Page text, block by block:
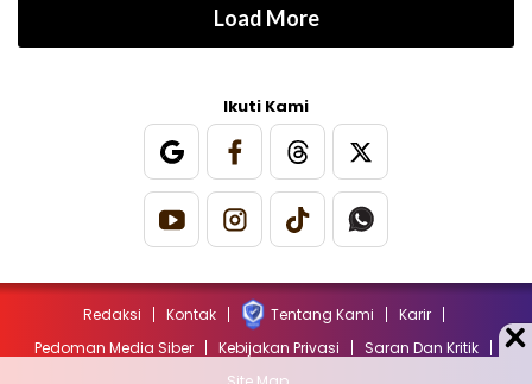
Load More
Ikuti Kami
Redaksi Kontak Tentang Kami
Karir
Pedoman Media Siber
Kebijakan Privasi
Saran Dan Kritik